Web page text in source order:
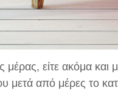
μέρας, είτε ακόμα και
από μέρες το